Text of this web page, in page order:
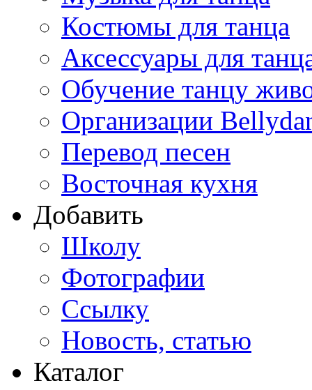
Костюмы для танца
Аксессуары для
Обучение танцу
Организации
Перевод песен
Восточная кухня
Добавить
Школу
Фотографии
Ссылку
Новость, статью
Каталог